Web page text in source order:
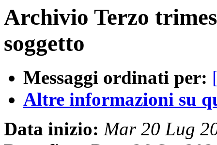
Archivio Terzo
soggetto
Messaggi ordinati per:
Altre informazioni su
Data inizio: Mar 20 Lug